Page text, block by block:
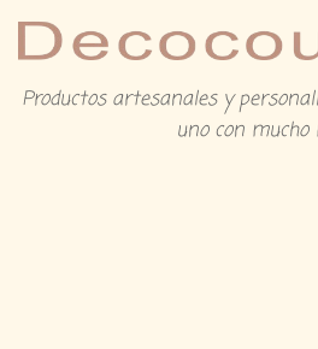
Productos artesanales y
uno con mucho